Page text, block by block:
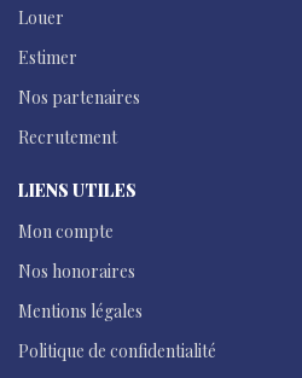
Louer
Estimer
Nos partenaires
Recrutement
LIENS UTILES
Mon compte
Nos honoraires
Mentions légales
Politique de confidentialité